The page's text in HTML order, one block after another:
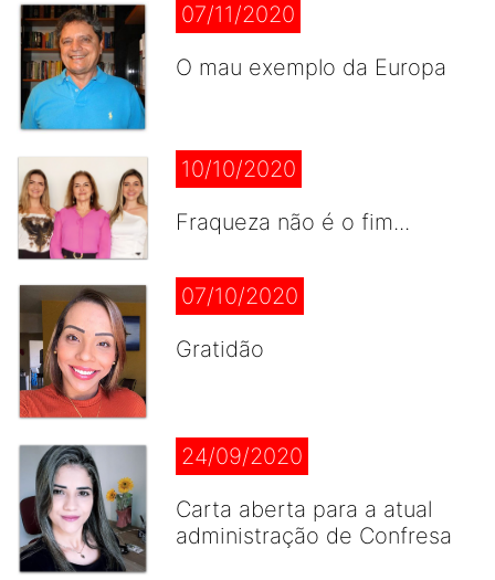
07/11/2020
O mau exemplo da Europa
10/10/2020
Fraqueza não é o fim...
07/10/2020
Gratidão
24/09/2020
Carta aberta para a atual
administração de Confresa